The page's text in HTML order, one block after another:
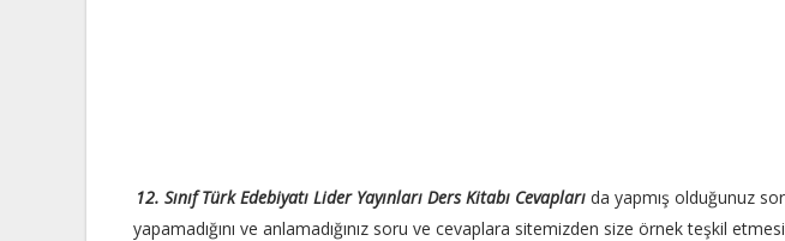
12. Sınıf Türk Edebiyatı Lider Yayınları Ders Kitabı Cevapları da yapmış olduğunuz
yapamadığını ve anlamadığınız soru ve cevaplara sitemizden size örnek teşkil